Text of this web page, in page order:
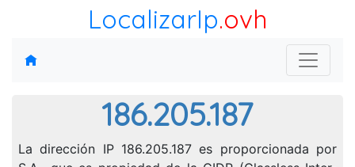
LocalizarIp.ovh
186.205.187
La dirección IP 186.205.187 es proporcionada por